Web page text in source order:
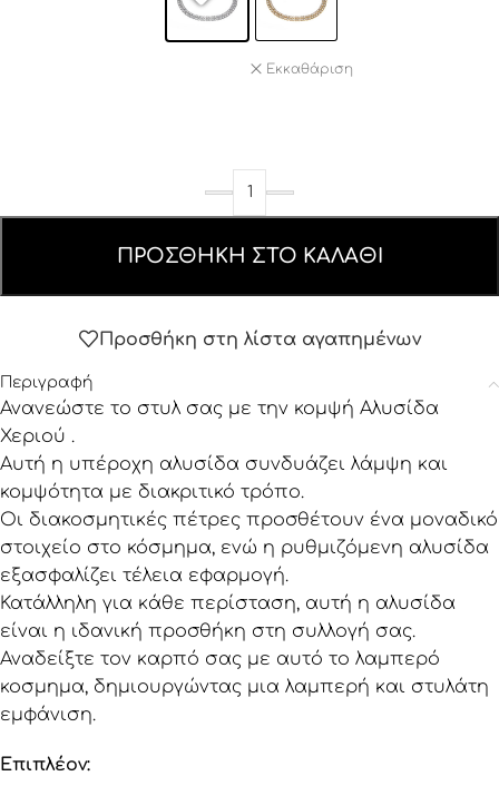
Εκκαθάριση
ΠΡΟΣΘΉΚΗ ΣΤΟ ΚΑΛΆΘΙ
Προσθήκη στη λίστα αγαπημένων
Περιγραφή
Ανανεώστε το στυλ σας με την κομψή Αλυσίδα
Χεριού .
Αυτή η υπέροχη αλυσίδα συνδυάζει λάμψη και
κομψότητα με διακριτικό τρόπο.
Οι διακοσμητικές πέτρες προσθέτουν ένα μοναδικό
στοιχείο στο κόσμημα, ενώ η ρυθμιζόμενη αλυσίδα
εξασφαλίζει τέλεια εφαρμογή.
Κατάλληλη για κάθε περίσταση, αυτή η αλυσίδα
είναι η ιδανική προσθήκη στη συλλογή σας.
Αναδείξτε τον καρπό σας με αυτό το λαμπερό
κοσμημα, δημιουργώντας μια λαμπερή και στυλάτη
εμφάνιση.
Επιπλέον: